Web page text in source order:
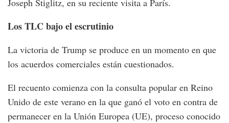
Joseph Stiglitz, en su reciente visita a París.
Los TLC bajo el escrutinio
La victoria de Trump se produce en un momento en que
los acuerdos comerciales están cuestionados.
El recuento comienza con la consulta popular en Reino
Unido de este verano en la que ganó el voto en contra de
permanecer en la Unión Europea (UE), proceso conocido